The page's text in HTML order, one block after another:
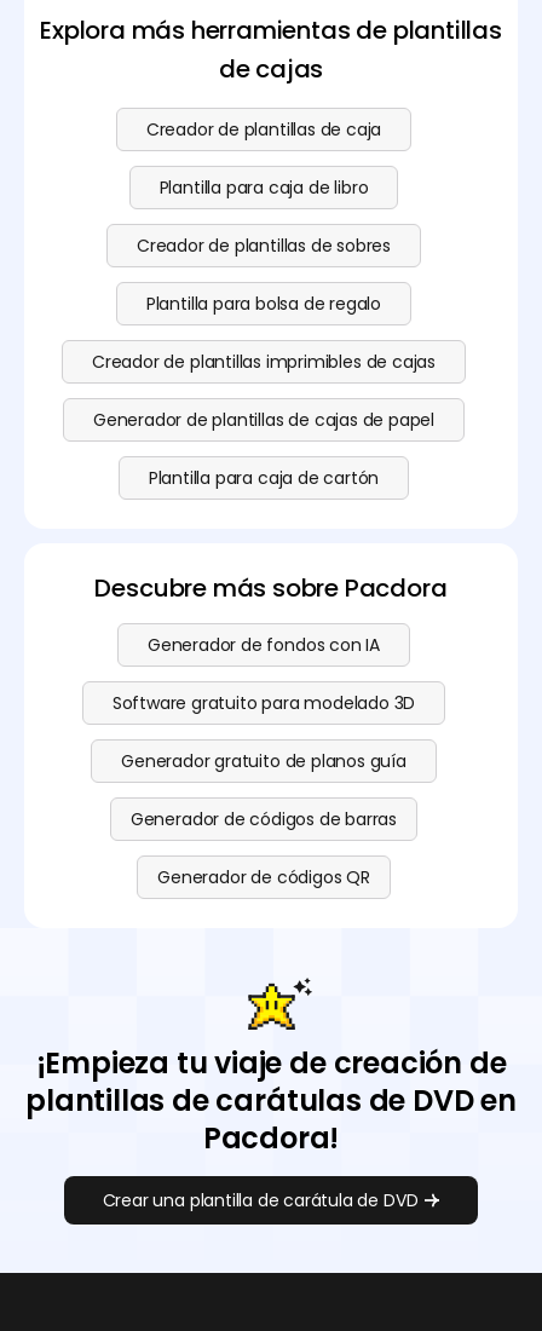
ver más opciones.
Explora más herramientas de plantillas
de cajas
Creador de plantillas de caja
Plantilla para caja de libro
Creador de plantillas de sobres
Plantilla para bolsa de regalo
Creador de plantillas imprimibles de cajas
Generador de plantillas de cajas de papel
Plantilla para caja de cartón
Descubre más sobre Pacdora
Generador de fondos con IA
Software gratuito para modelado 3D
Generador gratuito de planos guía
Generador de códigos de barras
Generador de códigos QR
¡Empieza tu viaje de creación de
plantillas de carátulas de DVD en
Pacdora!
Crear una plantilla de carátula de DVD